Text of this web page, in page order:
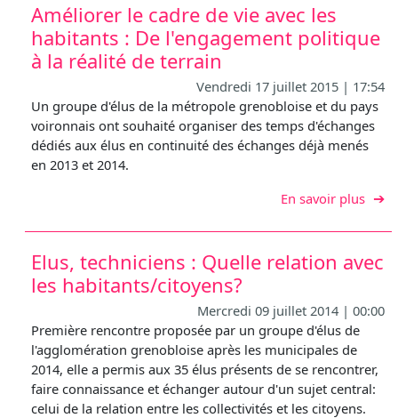
Améliorer le cadre de vie avec les
habitants : De l'engagement politique
à la réalité de terrain
Vendredi 17 juillet 2015 | 17:54
Un groupe d'élus de la métropole grenobloise et du pays
voironnais ont souhaité organiser des temps d'échanges
dédiés aux élus en continuité des échanges déjà menés
en 2013 et 2014.
En savoir plussur
Elus, techniciens : Quelle relation avec
les habitants/citoyens?
Mercredi 09 juillet 2014 | 00:00
Première rencontre proposée par un groupe d'élus de
l'agglomération grenobloise après les municipales de
2014, elle a permis aux 35 élus présents de se rencontrer,
faire connaissance et échanger autour d'un sujet central:
celui de la relation entre les collectivités et les citoyens.